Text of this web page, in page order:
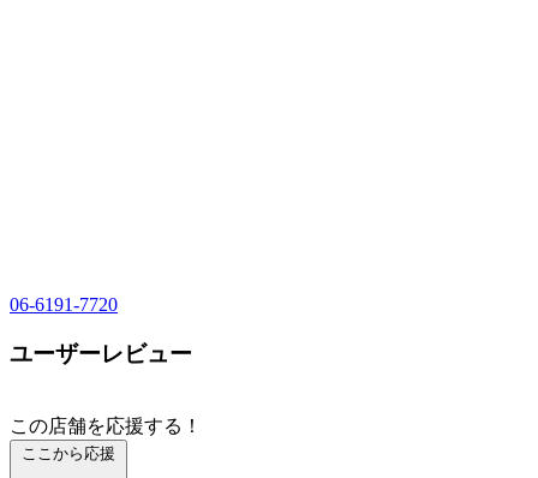
06-6191-7720
ユーザーレビュー
この店舗を応援する！
ここから応援